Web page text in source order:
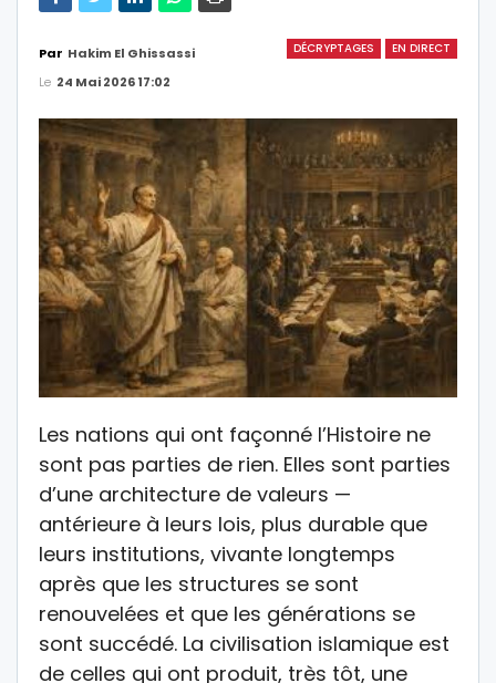
DÉCRYPTAGES EN DIRECT
Par Hakim El Ghissassi
Le 24 Mai 2026 17:02
Les nations qui ont façonné l’Histoire ne
sont pas parties de rien. Elles sont parties
d’une architecture de valeurs —
antérieure à leurs lois, plus durable que
leurs institutions, vivante longtemps
après que les structures se sont
renouvelées et que les générations se
sont succédé. La civilisation islamique est
de celles qui ont produit, très tôt, une